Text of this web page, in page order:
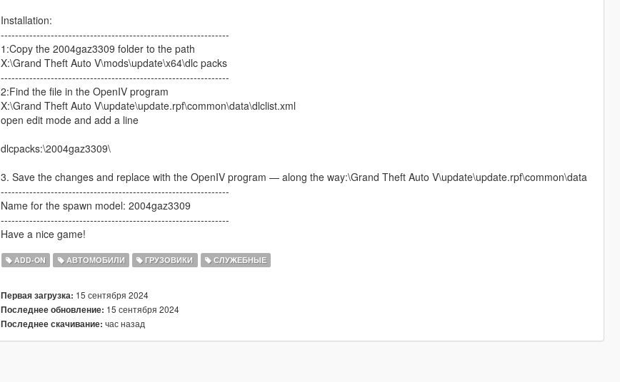
Installation:
----------------------------------------------------------------
1:Copy the 2004gaz3309 folder to the path
X:\Grand Theft Auto V\mods\update\x64\dlc packs
----------------------------------------------------------------
2:Find the file in the OpenIV program
X:\Grand Theft Auto V\update\update.rpf\common\data\dlclist.xml
open edit mode and add a line
dlcpacks:\2004gaz3309\
3. Save the changes and replace with the OpenIV program — along the way:\Grand Theft Auto V\update\update.rpf\common\data
----------------------------------------------------------------
Name for the spawn model: 2004gaz3309
----------------------------------------------------------------
Have a nice game!
ADD-ON АВТОМОБИЛИ ГРУЗОВИКИ СЛУЖЕБНЫЕ
Первая загрузка: 15 сентября 2024
Последнее обновление: 15 сентября 2024
Последнее скачивание: час назад